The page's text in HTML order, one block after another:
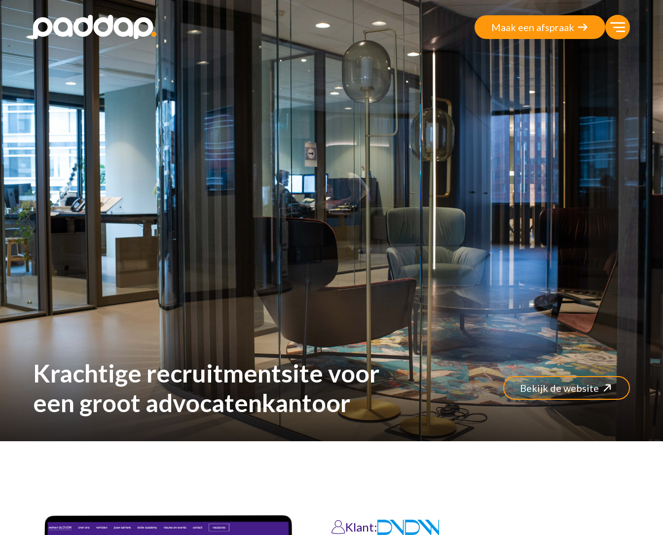
Maak een afspraak
Talentwave Solution
Pronkstukken
Kennisbank
Werken bij
Over ons
Contact
Maak een afspraak
Krachtige recruitmentsite voor
een groot advocatenkantoor
Bekijk de website
Klant: